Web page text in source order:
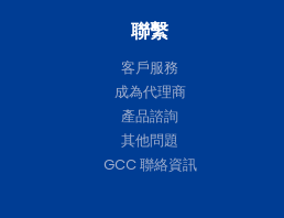
聯繫
客戶服務
成為代理商
產品諮詢
其他問題
GCC 聯絡資訊